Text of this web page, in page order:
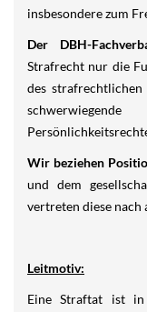
insbesondere zum
Der DBH-
Strafrecht nur die
des strafrechtlichen
Wir beziehen
und dem
vertreten diese nach
Leitmotiv:
Eine Straftat ist in